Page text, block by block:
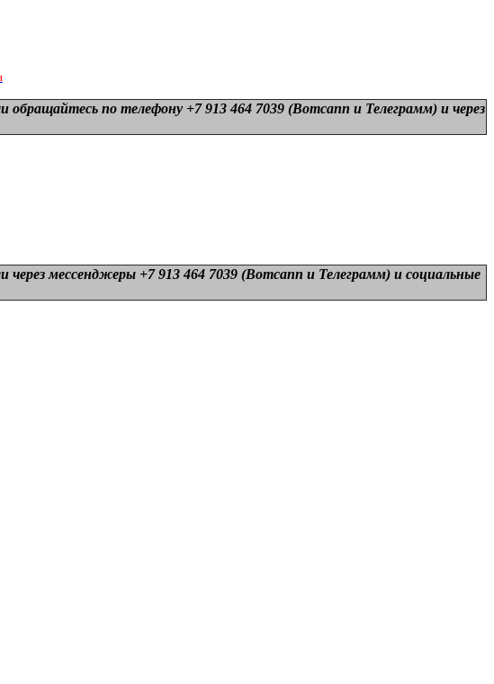
обращайтесь по телефону +7 913 464 7039 (Вотсапп и Телеграмм) и через
через мессенджеры +7 913 464 7039 (Вотсапп и Телеграмм) и социальные